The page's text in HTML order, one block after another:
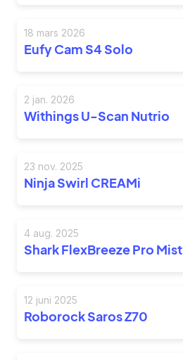
18 mars 2026
Eufy Cam S4 Solo
2 jan. 2026
Withings U-Scan Nutrio
23 nov. 2025
Ninja Swirl CREAMi
4 aug. 2025
Shark FlexBreeze Pro Mist
12 juni 2025
Roborock Saros Z70